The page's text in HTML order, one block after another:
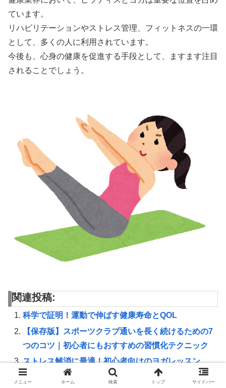
ています。
リハビリテーションやストレス管理、フィットネスの一環
として、多くの人に利用されています。
今後も、心身の健康を促進する手段として、ますます注目
されることでしょう。
関連投稿:
科学で証明！運動で伸ばす健康寿命とQOL
【保存版】スポーツクラブ通いを長く続けるための7
つのコツ｜初心者にもおすすめの習慣化テクニック
ストレス解消に最適！初心者向けのヨガレッスン
【ランナー必見】シューズソールが足底圧に与える
メニュー ホーム 検索 トップ サイドバー